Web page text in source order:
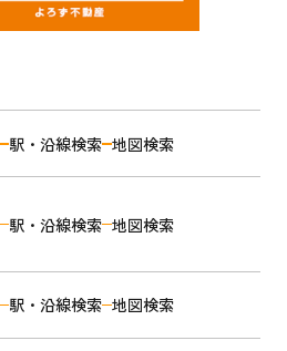
駅・沿線検索 地図検索
駅・沿線検索 地図検索
駅・沿線検索 地図検索